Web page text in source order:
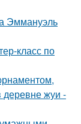
Эммануэль
класс по
деревне жуи -